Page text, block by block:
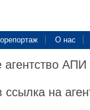
О нас
агентство
на